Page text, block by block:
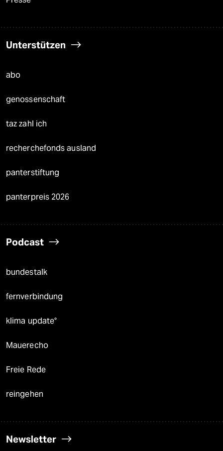
Unterstützen
abo
genossenschaft
taz zahl ich
recherchefonds ausland
panterstiftung
panterpreis 2026
Podcast
bundestalk
fernverbindung
klima update°
Mauerecho
Freie Rede
reingehen
Newsletter